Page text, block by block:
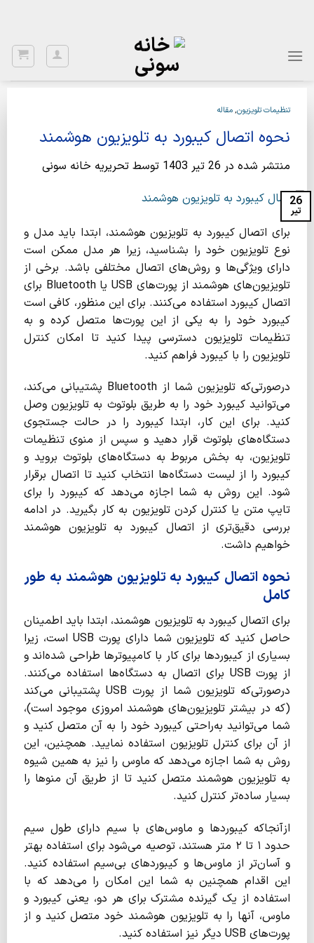
تنظیمات تلویزیون,مقاله
نحوه اتصال کیبورد به تلویزیون هوشمند
منتشر شده در 26 تیر 1403 توسط تحریریه خانه سونی
26
تیر
برای اتصال کیبورد به تلویزیون هوشمند، ابتدا باید مدل و
نوع تلویزیون خود را بشناسید، زیرا هر مدل ممکن است
دارای ویژگی‌ها و روش‌های اتصال مختلفی باشد. برخی از
تلویزیون‌های هوشمند از پورت‌های USB یا Bluetooth برای
اتصال کیبورد استفاده می‌کنند. برای این منظور، کافی است
کیبورد خود را به یکی از این پورت‌ها متصل کرده و به
تنظیمات تلویزیون دسترسی پیدا کنید تا امکان کنترل
تلویزیون را با کیبورد فراهم کنید.
درصورتی‌که تلویزیون شما از Bluetooth پشتیبانی می‌کند،
می‌توانید کیبورد خود را به طریق بلوتوث به تلویزیون وصل
کنید. برای این کار، ابتدا کیبورد را در حالت جستجوی
دستگاه‌های بلوتوث قرار دهید و سپس از منوی تنظیمات
تلویزیون، به بخش مربوط به دستگاه‌های بلوتوث بروید و
کیبورد را از لیست دستگاه‌ها انتخاب کنید تا اتصال برقرار
شود. این روش به شما اجازه می‌دهد که کیبورد را برای
تایپ متن یا کنترل کردن تلویزیون به کار بگیرید. در ادامه
بررسی دقیق‌تری از اتصال کیبورد به تلویزیون هوشمند
خواهیم داشت.
نحوه اتصال کیبورد به تلویزیون هوشمند به طور
کامل
برای اتصال کیبورد به تلویزیون هوشمند، ابتدا باید اطمینان
حاصل کنید که تلویزیون شما دارای پورت USB است، زیرا
بسیاری از کیبوردها برای کار با کامپیوترها طراحی شده‌اند و
از پورت USB برای اتصال به دستگاه‌ها استفاده می‌کنند.
درصورتی‌که تلویزیون شما از پورت USB پشتیبانی می‌کند
(که در بیشتر تلویزیون‌های هوشمند امروزی موجود است)،
شما می‌توانید به‌راحتی کیبورد خود را به آن متصل کنید و
از آن برای کنترل تلویزیون استفاده نمایید. همچنین، این
روش به شما اجازه می‌دهد که ماوس را نیز به همین شیوه
به تلویزیون هوشمند متصل کنید تا از طریق آن منوها را
بسیار ساده‌تر کنترل کنید.
ازآنجاکه کیبوردها و ماوس‌های با سیم دارای طول سیم
حدود ۱ تا ۲ متر هستند، توصیه می‌شود برای استفاده بهتر
و آسان‌تر از ماوس‌ها و کیبوردهای بی‌سیم استفاده کنید.
این اقدام همچنین به شما این امکان را می‌دهد که با
استفاده از یک گیرنده مشترک برای هر دو، یعنی کیبورد و
ماوس، آنها را به تلویزیون هوشمند خود متصل کنید و از
پورت‌های USB دیگر نیز استفاده کنید.